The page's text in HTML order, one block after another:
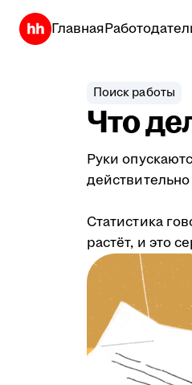
Главная
Поиск работы
Что
Руки
Статистика
растёт, и это